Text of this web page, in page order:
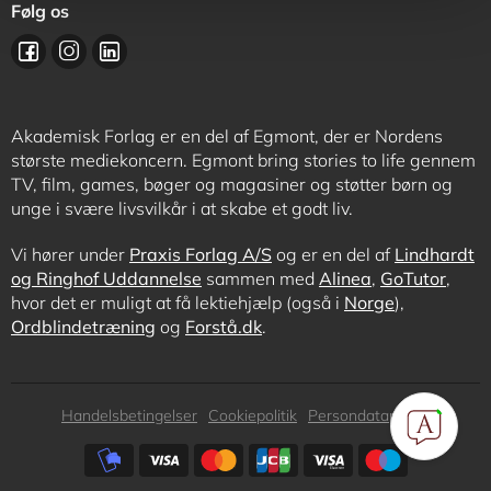
Følg os
Akademisk Forlag er en del af Egmont, der er Nordens
største mediekoncern. Egmont bring stories to life gennem
TV, film, games, bøger og magasiner og støtter børn og
unge i svære livsvilkår i at skabe et godt liv.
Vi hører under Praxis Forlag A/S og er en del af Lindhardt
og Ringhof Uddannelse sammen med Alinea, GoTutor,
hvor det er muligt at få lektiehjælp (også i Norge),
Ordblindetræning og Forstå.dk.
Subfooter
Handelsbetingelser Cookiepolitik
Persondatapolitik
Subfooter
payment